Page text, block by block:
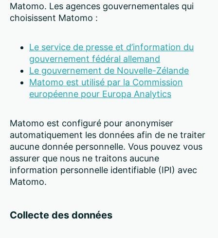
Matomo. Les agences gouvernementales qui
choisissent Matomo :
Le service de presse et d’information du
gouvernement fédéral allemand
Le gouvernement de Nouvelle-Zélande
Matomo est utilisé par la Commission
européenne pour Europa Analytics
Matomo est configuré pour anonymiser
automatiquement les données afin de ne traiter
aucune donnée personnelle. Vous pouvez vous
assurer que nous ne traitons aucune
information personnelle identifiable (IPI) avec
Matomo.
Collecte des données